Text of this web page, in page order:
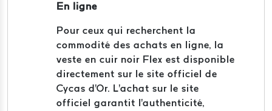
En ligne
Pour ceux qui recherchent la
commodité des achats en ligne, la
veste en cuir noir Flex est disponible
directement sur le site officiel de
Cycas d'Or. L'achat sur le site
officiel garantit l'authenticité,